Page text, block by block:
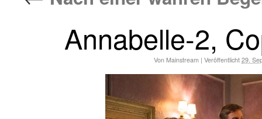
Annabelle-2,
Von Mainstream | Veröffentlicht 29.